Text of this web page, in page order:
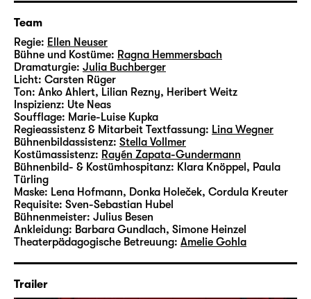
müssen nachdenken
schon wieder (nur an dich)“ ihre mittlerweile
dritte Regiearbeit am Schauspiel Leipzig, die
nach 16 restlos ausverkauften Vorstellungen
noch einmal auf den agra Messepark
zurückkehrt und die sommerliche Wiese
wieder in einen glänzend pinken Jahrmarkt
verwandelt.
Team
Regie: Ellen Neuser
Bühne und Kostüme: Ragna Hemmersbach
Dramaturgie: Julia Buchberger
Licht: Carsten Rüger
Ton: Anko Ahlert, Lilian Rezny, Heribert Weitz
Inspizienz: Ute Neas
Soufflage: Marie-Luise Kupka
Regieassistenz & Mitarbeit Textfassung: Lina Wegner
Bühnenbildassistenz: Stella Vollmer
Kostümassistenz: Rayén Zapata-Gundermann
Bühnenbild- & Kostümhospitanz: Klara Knöppel, Paula
Türling
Maske: Lena Hofmann, Donka Holeček, Cordula Kreuter
Requisite: Sven-Sebastian Hubel
Bühnenmeister: Julius Besen
Ankleidung: Barbara Gundlach, Simone Heinzel
Theaterpädagogische Betreuung: Amelie Gohla
Trailer